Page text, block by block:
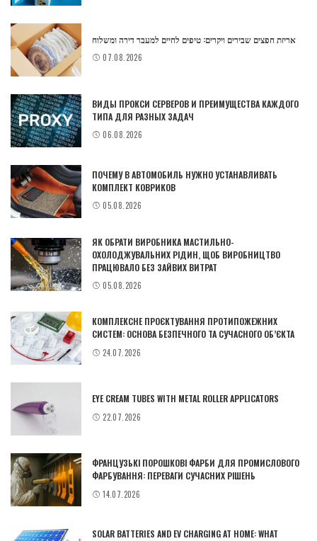
אריזת חפצים שבירים ויקרים: טיפים לחיים למעבר דירה ומשלוח
07.08.2026
ВИДЫ ПРОКСИ СЕРВЕРОВ И ПРЕИМУЩЕСТВА КАЖДОГО
ТИПА ДЛЯ РАЗНЫХ ЗАДАЧ
06.08.2026
ПОЧЕМУ В АВТОМОБИЛЬ НУЖНО УСТАНАВЛИВАТЬ
КОМПЛЕКТ КОВРИКОВ
05.08.2026
ЯК ОБРАТИ ВИРОБНИКА МАСТИЛЬНО-
ОХОЛОДЖУВАЛЬНИХ РІДИН, ЩОБ ВИРОБНИЦТВО
ПРАЦЮВАЛО БЕЗ ЗАЙВИХ ВИТРАТ
05.08.2026
КОМПЛЕКСНЕ ПРОЄКТУВАННЯ ПРОТИПОЖЕЖНИХ
СИСТЕМ: ОСНОВА БЕЗПЕЧНОГО ТА СУЧАСНОГО ОБ’ЄКТА
24.07.2026
EYE CREAM TUBES WITH METAL ROLLER APPLICATORS
22.07.2026
ФРАНЦУЗЬКІ ПОРОШКОВІ ФАРБИ ДЛЯ ПРОМИСЛОВОГО
ФАРБУВАННЯ: ПЕРЕВАГИ СУЧАСНИХ РІШЕНЬ
14.07.2026
SOLAR BATTERIES AND EV CHARGING AT HOME: WHAT